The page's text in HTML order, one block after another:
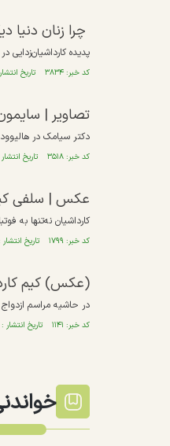
چرا زنان دنیا
پدیده کارداشیان‌زدایی در
کد خبر: ۳۸۳۴ تاریخ انتشار : ۱۴۰۳/۰۹/۱۸
تصاویر |
دکتر سیامک در
کد خبر: ۳۵۱۸ تاریخ انتشار : ۱۴۰۳/۰۸/۲۹
عکس | سلفی کیم
کارداشیان نه‌تنها به
کد خبر: ۱۷۹۹ تاریخ انتشار : ۱۴۰۳/۰۶/۰۵
(عکس) کیم
در حاشیه مراسم
کد خبر: ۱۱۴۱ تاریخ انتشار : ۱۴۰۳/۰۴/۳۰